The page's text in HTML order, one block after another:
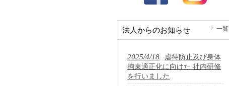
法人からのお知らせ 一覧
2025/4/18
虐待防止及び身体
拘束適正化に向けた 社内研修
を行いました